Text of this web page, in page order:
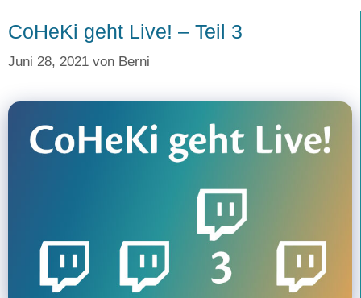
CoHeKi geht Live! – Teil 3
Juni 28, 2021 von Berni